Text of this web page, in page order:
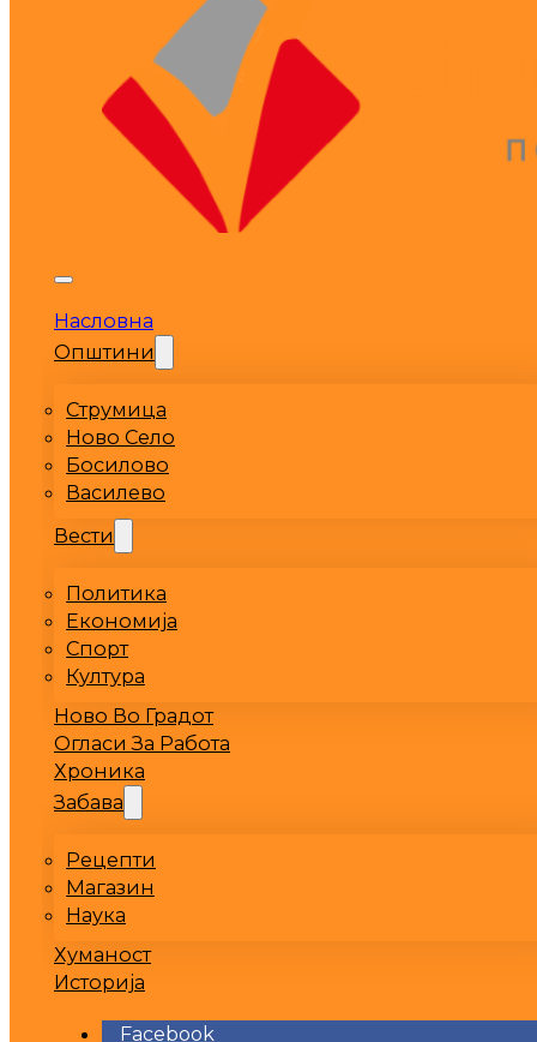
Насловна
Општини
Струмица
Ново Село
Босилово
Василево
Вести
Политика
Економија
Спорт
Култура
Ново Во Градот
Огласи За Работа
Хроника
Забава
Рецепти
Магазин
Наука
Хуманост
Историја
Facebook